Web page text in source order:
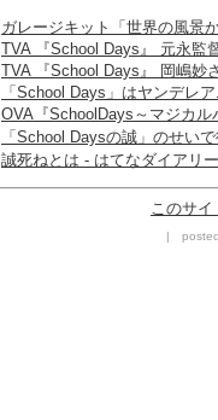
ガレージキット「世界の風景
TVA 『School Days』 元永監
TVA 『School Days』 岡嶋妙
「School Days」はヤンデレ
OVA『SchoolDays～マジカ
「School Daysの誠」のせい
誠死ねとは - はてなダイアリー
このサ
| posted